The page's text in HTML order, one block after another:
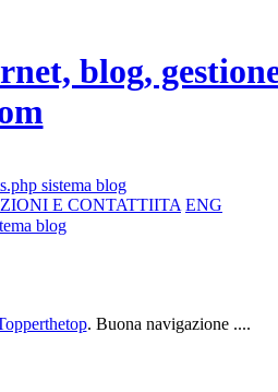
blog,
E CONTATTIITA ENG
. Buona navigazione ....